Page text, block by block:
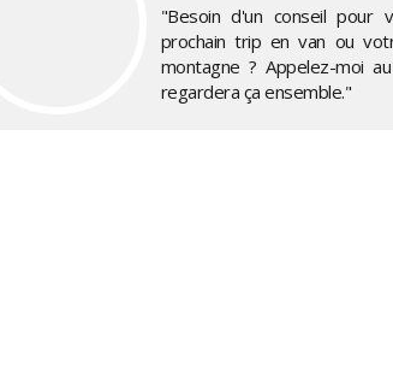
"Besoin d'un conseil pour
prochain trip en van ou
montagne ? Appelez-moi au
regardera ça ensemble."